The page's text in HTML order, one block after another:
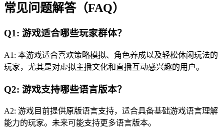
常见问题解答（FAQ）
Q1: 游戏适合哪些玩家群体？
A1: 本游戏适合喜欢策略模拟、角色养成以及轻松休闲玩法的
玩家，尤其是对虚拟主播文化和直播互动感兴趣的用户。
Q2: 游戏支持哪些语言版本？
A2: 游戏目前提供原版语言支持，适合具备基础游戏语言理解
能力的玩家。未来可能支持更多语言版本。